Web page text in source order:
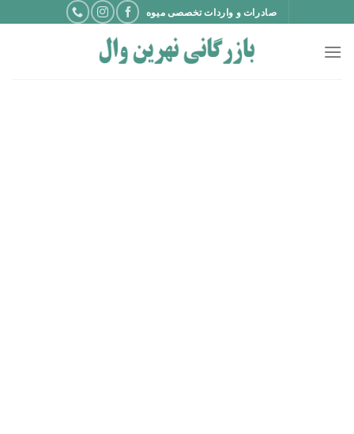
to
content
صادرات و واردات تخصصی میوه